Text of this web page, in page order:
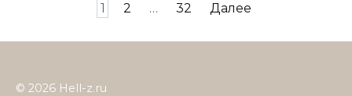
1 2 … 32 Далее
© 2026 Hell-z.ru